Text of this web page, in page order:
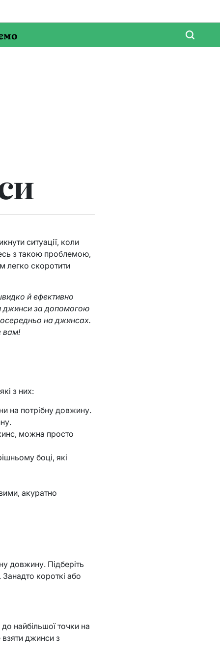
ситуації, коли
з такою проблемою,
легко скоротити
й ефективно
джинси за допомогою
на джинсах.
вам!
з них:
на потрібну довжину.
можна просто
боці, які
акуратно
довжину. Підберіть
короткі або
найбільшої точки на
джинси з